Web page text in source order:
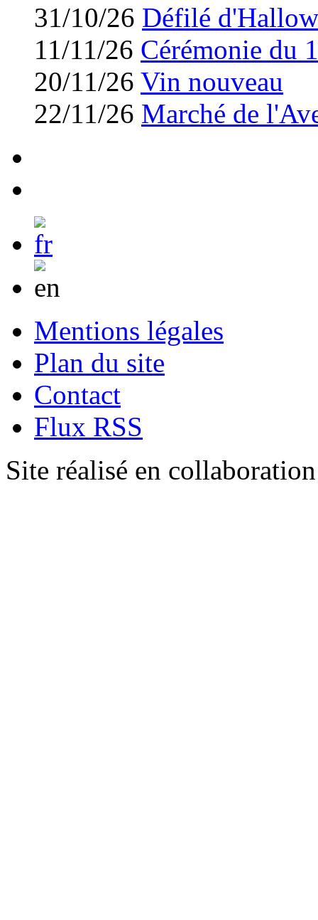
31/10/26 Défilé
11/11/26 Cérémonie du
20/11/26 Vin nouveau
22/11/26 Marché de
Mentions légales
Plan du site
Contact
Flux RSS
Site réalisé en